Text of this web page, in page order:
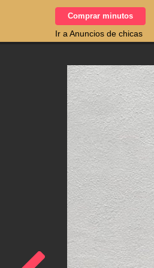
Comprar minutos
Ir a Anuncios de chicas